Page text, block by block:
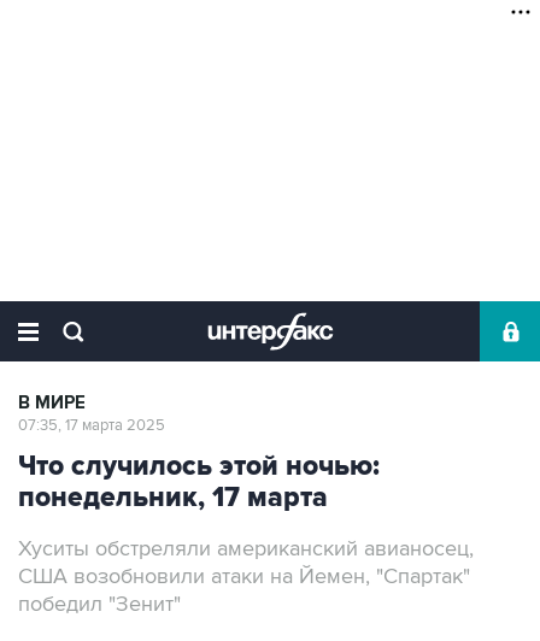
В МИРЕ
07:35, 17 марта 2025
Что случилось этой ночью:
понедельник, 17 марта
Хуситы обстреляли американский авианосец,
США возобновили атаки на Йемен, "Спартак"
победил "Зенит"